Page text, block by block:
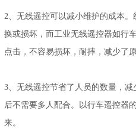
2、无线遥控可以减小维护的成本
换或损坏，而工业无线遥控器如行
点击，不容易损坏，耐摔，减少了
3、无线遥控节省了人员的数量，
后不需要多人配合。以行车遥控器
来。